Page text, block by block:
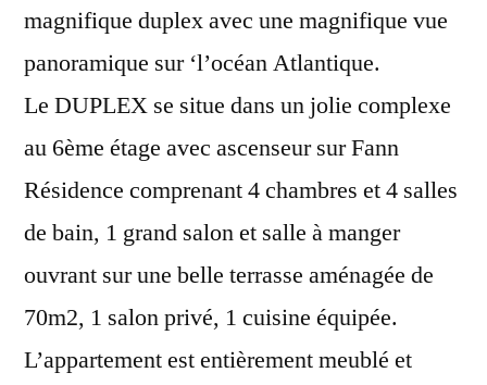
magnifique duplex avec une magnifique vue
panoramique sur ‘l’océan Atlantique.
Le DUPLEX se situe dans un jolie complexe
au 6ème étage avec ascenseur sur Fann
Résidence comprenant 4 chambres et 4 salles
de bain, 1 grand salon et salle à manger
ouvrant sur une belle terrasse aménagée de
70m2, 1 salon privé, 1 cuisine équipée.
L’appartement est entièrement meublé et